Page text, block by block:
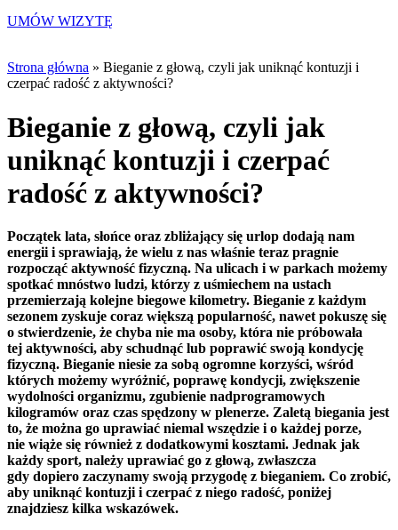
UMÓW WIZYTĘ
Strona główna » Bieganie z głową, czyli jak uniknąć kontuzji i
czerpać radość z aktywności?
Bieganie z głową, czyli jak
uniknąć kontuzji i czerpać
radość z aktywności?
Początek lata, słońce oraz zbliżający się urlop dodają nam
energii i sprawiają, że wielu z nas właśnie teraz pragnie
rozpocząć aktywność fizyczną. Na ulicach i w parkach możemy
spotkać mnóstwo ludzi, którzy z uśmiechem na ustach
przemierzają kolejne biegowe kilometry. Bieganie z każdym
sezonem zyskuje coraz większą popularność, nawet pokuszę się
o stwierdzenie, że chyba nie ma osoby, która nie próbowała
tej aktywności, aby schudnąć lub poprawić swoją kondycję
fizyczną. Bieganie niesie za sobą ogromne korzyści, wśród
których możemy wyróżnić, poprawę kondycji, zwiększenie
wydolności organizmu, zgubienie nadprogramowych
kilogramów oraz czas spędzony w plenerze. Zaletą biegania jest
to, że można go uprawiać niemal wszędzie i o każdej porze,
nie wiąże się również z dodatkowymi kosztami. Jednak jak
każdy sport, należy uprawiać go z głową, zwłaszcza
gdy dopiero zaczynamy swoją przygodę z bieganiem. Co zrobić,
aby uniknąć kontuzji i czerpać z niego radość, poniżej
znajdziesz kilka wskazówek.